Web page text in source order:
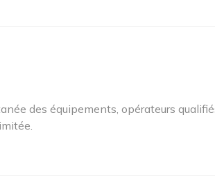
des équipements, opérateurs